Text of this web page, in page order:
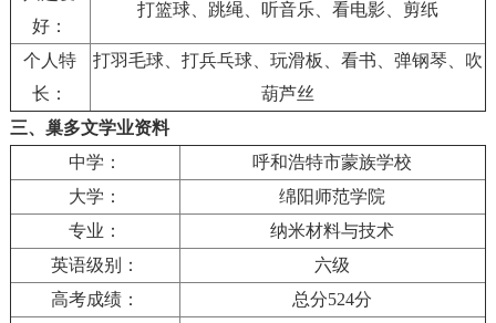
好：
打篮球、跳绳、听音乐、看电影、剪纸
个人特
长：
打羽毛球、打兵乓球、玩滑板、看书、弹钢琴、吹
葫芦丝
三、巢多文学业资料
中学：
呼和浩特市蒙族学校
大学：
绵阳师范学院
专业：
纳米材料与技术
英语级别：
六级
高考成绩：
总分524分